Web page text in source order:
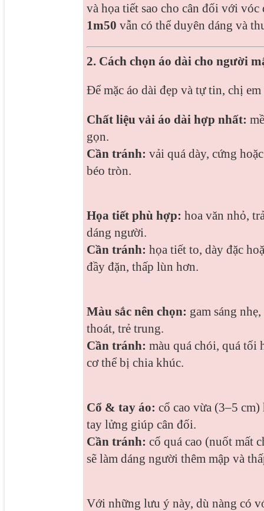
và họa tiết sao cho cân đối với
1m50 vẫn có thể duyên dáng và
2. Cách chọn áo dài cho người
Để mặc áo dài đẹp và tự tin, chị
Chất liệu vải áo dài hợp nhất:
gọn.
Cần tránh: vải quá dày, cứng
béo tròn.
Họa tiết phù hợp: hoa văn nhỏ,
dáng người.
Cần tránh: họa tiết to, dày đặc
đầy đặn, thấp lùn hơn.
Màu sắc nên chọn: gam sáng
thoát, trẻ trung.
Cần tránh: màu quá chói, quá tối
cơ thể bị chia khúc.
Cổ & tay áo: cổ cao vừa (3–5
tay lửng giúp cân đối.
Cần tránh: cổ quá cao (nuốt mất
sẽ làm dáng người thêm mập và
Với những lưu ý này, dù nàng có